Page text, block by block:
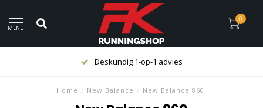
MENU
0
Deskundig 1-op-1 advies
Home / New Balance / New Balance 860